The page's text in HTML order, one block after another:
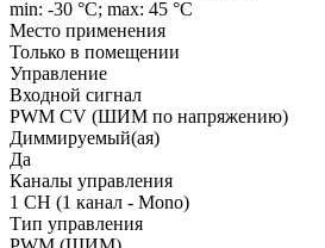
min: -30 °C; max: 45 °C
Место применения
Только в помещении
Управление
Входной сигнал
PWM СV (ШИМ по напряжению)
Диммируемый(ая)
Да
Каналы управления
1 CH (1 канал - Mono)
Тип управления